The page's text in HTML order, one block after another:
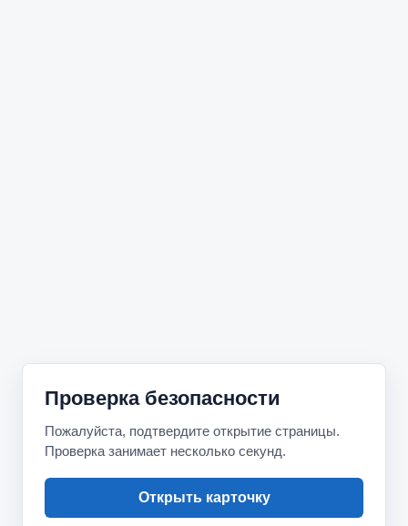
Проверка безопасности
Пожалуйста, подтвердите открытие страницы.
Проверка занимает несколько секунд.
Открыть карточку